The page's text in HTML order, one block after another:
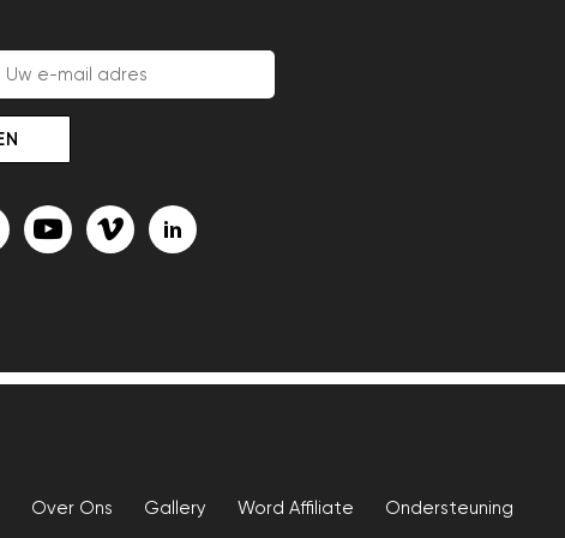
Over Ons Gallery Word Affiliate Ondersteuning